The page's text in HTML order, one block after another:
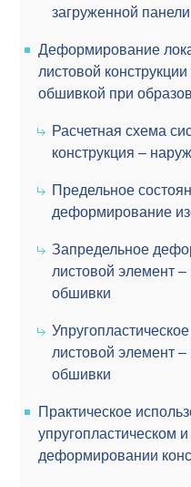
загруженной панели
Деформирование
листовой
обшивкой при
Расчетная схема
конструкция –
Предельное
деформирование
Запредельное
листовой элемент
обшивки
листовой элемент
обшивки
Практическое
упругопластическом
деформировании